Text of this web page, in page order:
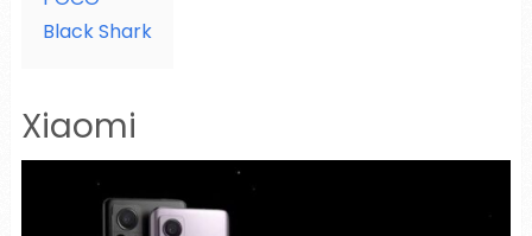
Black Shark
Xiaomi